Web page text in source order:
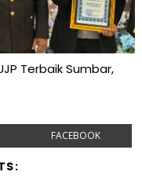
Terbaik Sumbar,
FACEBOOK